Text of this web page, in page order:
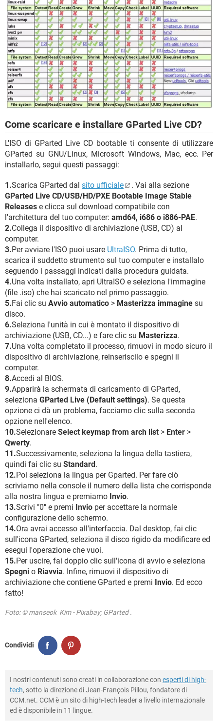
Come scaricare e installare GParted Live CD?
L'ISO di GParted Live CD bootable ti consente di utilizzare
GParted su GNU/Linux, Microsoft Windows, Mac, ecc. Per
installarlo, segui questi passaggi:
1.Scarica GParted dal sito ufficiale
. Vai alla sezione
GParted Live CD/USB/HD/PXE Bootable Image Stable
Releases e clicca sul download compatibile con
l'architettura del tuo computer: amd64, i686 o i886-PAE.
2.Collega il dispositivo di archiviazione (USB, CD) al
computer.
3.Per avviare l'ISO puoi usare UltraISO. Prima di tutto,
scarica il suddetto strumento sul tuo computer e installalo
seguendo i passaggi indicati dalla procedura guidata.
4.Una volta installato, apri UltraISO e seleziona l'immagine
(file .iso) che hai scaricato nel primo passaggio.
5.Fai clic su Avvio automatico > Masterizza immagine su
disco.
6.Seleziona l'unità in cui è montato il dispositivo di
archiviazione (USB, CD...) e fare clic su Masterizza.
7.Una volta completato il processo, rimuovi in modo sicuro il
dispositivo di archiviazione, reinseriscilo e spegni il
computer.
8.Accedi al BIOS.
9.Apparirà la schermata di caricamento di GParted,
seleziona GParted Live (Default settings). Se questa
opzione ci dà un problema, facciamo clic sulla seconda
opzione nell'elenco.
10.Selezionare Select keymap from arch list > Enter >
Qwerty.
11.Successivamente, seleziona la lingua della tastiera,
quindi fai clic su Standard.
12.Poi seleziona la lingua per Gparted. Per fare ciò
scriviamo nella console il numero della lista che corrisponde
alla nostra lingua e premiamo Invio.
13.Scrivi "0" e premi Invio per accettare la normale
configurazione dello schermo.
14.Ora avrai accesso all'interfaccia. Dal desktop, fai clic
sull'icona GParted, seleziona il disco rigido da modificare ed
esegui l'operazione che vuoi.
15.Per uscire, fai doppio clic sull'icona di avvio e seleziona
Spegni o Riavvia. Infine, rimuovi il dispositivo di
archiviazione che contiene GParted e premi Invio. Ed ecco
fatto!
Foto: © manseok_Kim - Pixabay; GParted .
Condividi
I nostri contenuti sono creati in collaborazione con esperti di high-
tech, sotto la direzione di Jean-François Pillou, fondatore di
CCM.net. CCM è un sito di high-tech leader a livello internazionale
ed è disponibile in 11 lingue.